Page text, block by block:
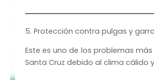
5. Protección contra pulgas y
Este es uno de los problemas
Santa Cruz debido al clima cálido